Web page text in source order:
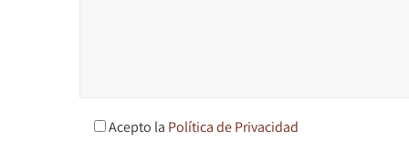
Acepto la Política de Privacidad